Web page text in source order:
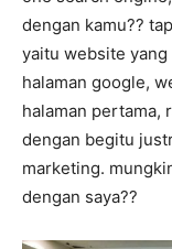
dengan kamu??
yaitu website
halaman google,
halaman pertama,
dengan begitu
marketing.
dengan saya??